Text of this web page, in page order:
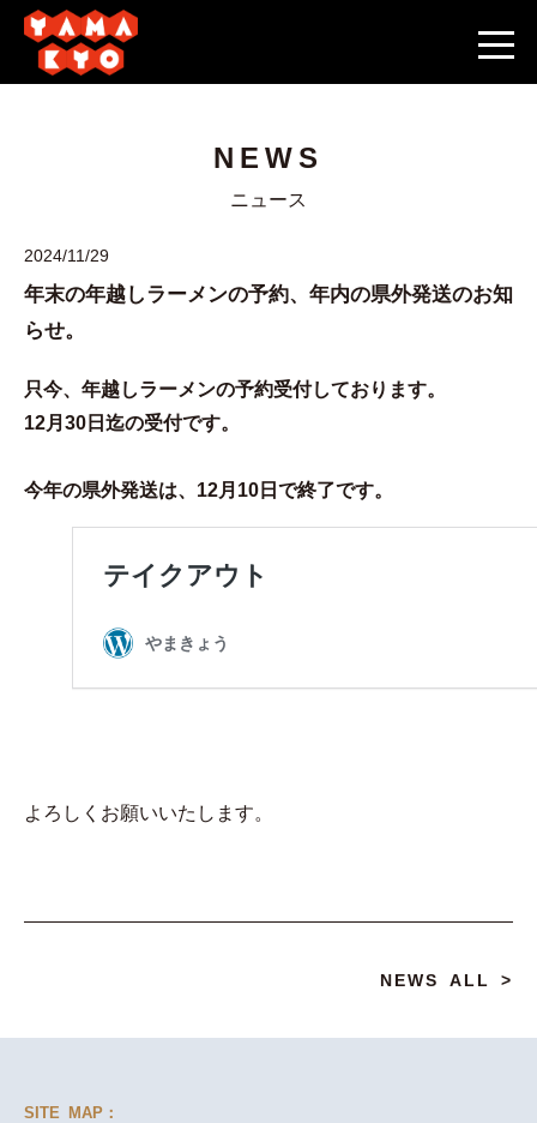
NEWS
ニュース
2024/11/29
年末の年越しラーメンの予約、年内の県外発送のお知
らせ。
只今、年越しラーメンの予約受付しております。
12月30日迄の受付です。
今年の県外発送は、12月10日で終了です。
よろしくお願いいたします。
NEWS ALL >
SITE MAP：